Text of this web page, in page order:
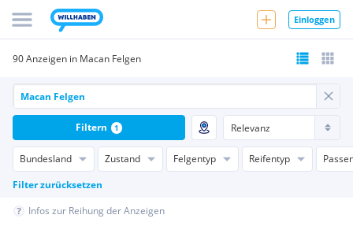
Einloggen
90 Anzeigen in Macan Felgen
Bundesland Zustand Felgentyp Reifentyp
Filter zurücksetzen
Filtern 1
Infos zur Reihung der Anzeigen